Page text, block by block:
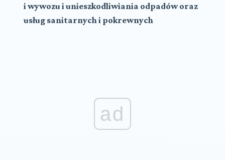
i wywozu i unieszkodliwiania odpadów oraz
usług sanitarnych i pokrewnych
ad